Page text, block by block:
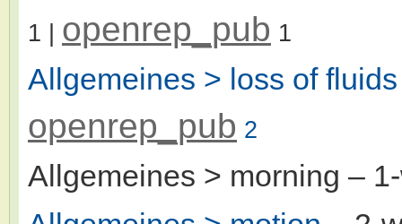
1 | openrep_pub 1
Allgemeines > loss of fluids
openrep_pub 2
Allgemeines > morning –